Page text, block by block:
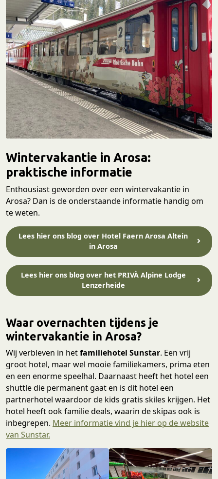
Wintervakantie in Arosa:
praktische informatie
Enthousiast geworden over een wintervakantie in
Arosa? Dan is de onderstaande informatie handig om
te weten.
Lees hier ons blog over Hotel Faern Arosa Altein
in Arosa
Lees hier ons blog over het PRIVÀ Alpine Lodge
Lenzerheide
Waar overnachten tijdens je
wintervakantie in Arosa?
Wij verbleven in hetfamiliehotel Sunstar. Een vrij
groot hotel, maar wel mooie familiekamers, prima eten
en een enorme speelhal. Daarnaast heeft het hotel een
shuttle die permanent gaat en is dit hotel een
partnerhotel waardoor de kids gratis skiles krijgen. Het
hotel heeft ook familie deals, waarin de skipas ook is
inbegrepen. Meer informatie vind je hier op de website
van Sunstar.